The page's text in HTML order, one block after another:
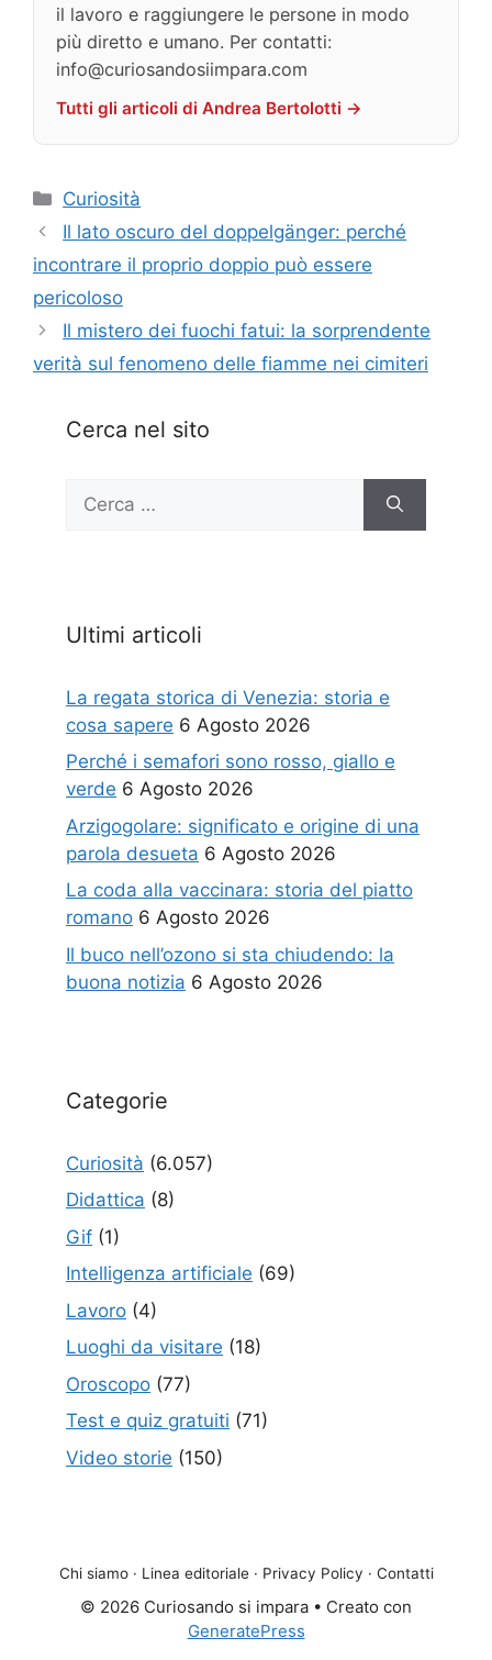
il lavoro e raggiungere le persone in modo
più diretto e umano. Per contatti:
info@curiosandosiimpara.com
Tutti gli articoli di Andrea Bertolotti →
Categorie
Curiosità
Il lato oscuro del doppelgänger: perché
incontrare il proprio doppio può essere
pericoloso
Il mistero dei fuochi fatui: la sorprendente
verità sul fenomeno delle fiamme nei cimiteri
Cerca nel sito
per:
Ultimi articoli
La regata storica di Venezia: storia e
cosa sapere 6 Agosto 2026
Perché i semafori sono rosso, giallo e
verde 6 Agosto 2026
Arzigogolare: significato e origine di una
parola desueta 6 Agosto 2026
La coda alla vaccinara: storia del piatto
romano 6 Agosto 2026
Il buco nell’ozono si sta chiudendo: la
buona notizia 6 Agosto 2026
Categorie
Curiosità (6.057)
Didattica (8)
Gif (1)
Intelligenza artificiale (69)
Lavoro (4)
Luoghi da visitare (18)
Oroscopo (77)
Test e quiz gratuiti (71)
Video storie (150)
Chi siamo · Linea editoriale · Privacy Policy · Contatti
© 2026 Curiosando si impara • Creato con
GeneratePress